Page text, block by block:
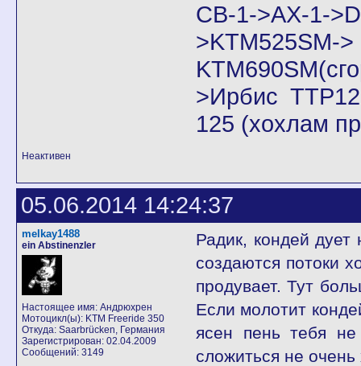
CB-1->AX-
>KTM525SM->
>Ирбис
125 (хохлам
Неактивен
05.06.2014 14:24:37
melkay1488
ein Abstinenzler
Настоящее имя: Андрюхрен
Мотоцикл(ы): KTM Freeride 350
Откуда: Saarbrücken, Германия
Зарегистрирован: 02.04.2009
Сообщений: 3149
Радик, кондей
создаются потоки
продувает. Тут
Если молотит
ясен пень тебя
сложиться не